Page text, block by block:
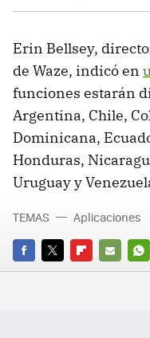
Erin Bellsey,
de Waze, indicó en
funciones estarán
Argentina, Chile,
Dominicana,
Honduras,
Uruguay y
FACEBOOK
TWITTERFLIPBOARD
E-
TEMAS Aplicaciones